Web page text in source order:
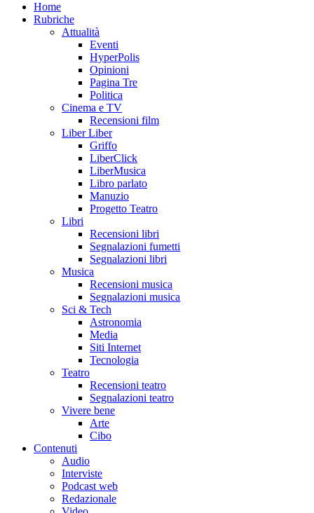
Home
Rubriche
Attualità
Eventi
HyperPolis
Opinioni
Pagina Tre
Politica
Cinema e TV
Recensioni film
Liber Liber
Griffo
LiberClick
LiberMusica
Libro parlato
Manuzio
Progetto Teatro
Libri
Recensioni libri
Segnalazioni fumetti
Segnalazioni libri
Musica
Recensioni musica
Segnalazioni musica
Sci & Tech
Astronomia
Media
Siti Internet
Tecnologia
Teatro
Recensioni teatro
Segnalazioni teatro
Vivere bene
Arte
Cibo
Contenuti
Audio
Interviste
Podcast web
Redazionale